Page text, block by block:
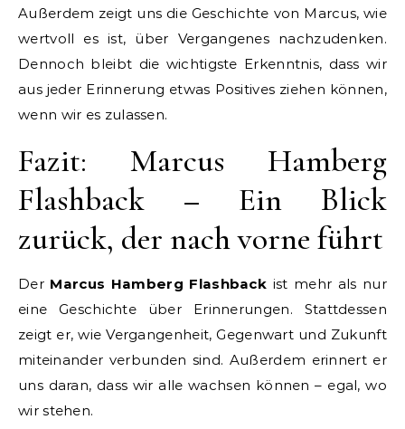
Außerdem zeigt uns die Geschichte von Marcus, wie
wertvoll es ist, über Vergangenes nachzudenken.
Dennoch bleibt die wichtigste Erkenntnis, dass wir
aus jeder Erinnerung etwas Positives ziehen können,
wenn wir es zulassen.
Fazit: Marcus Hamberg
Flashback – Ein Blick
zurück, der nach vorne führt
Der Marcus Hamberg Flashback ist mehr als nur
eine Geschichte über Erinnerungen. Stattdessen
zeigt er, wie Vergangenheit, Gegenwart und Zukunft
miteinander verbunden sind. Außerdem erinnert er
uns daran, dass wir alle wachsen können – egal, wo
wir stehen.